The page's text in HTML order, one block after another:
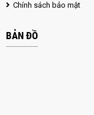
Chính sách bảo mật
BẢN ĐỒ